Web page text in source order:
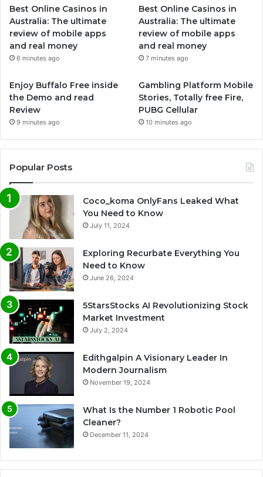
Best Online Casinos in
Australia: The ultimate
review of mobile apps
and real money
6 minutes ago
Best Online Casinos in
Australia: The ultimate
review of mobile apps
and real money
7 minutes ago
Enjoy Buffalo Free inside
the Demo and read
Review
9 minutes ago
Gambling Platform Mobile
Stories, Totally free Fire,
PUBG Cellular
10 minutes ago
Popular Posts
Coco_koma OnlyFans Leaked What
You Need to Know
July 11, 2024
Exploring Recurbate Everything You
Need to Know
June 26, 2024
5StarsStocks AI Revolutionizing Stock
Market Investment
July 2, 2024
Edithgalpin A Visionary Leader In
Modern Journalism
November 19, 2024
What Is the Number 1 Robotic Pool
Cleaner?
December 11, 2024